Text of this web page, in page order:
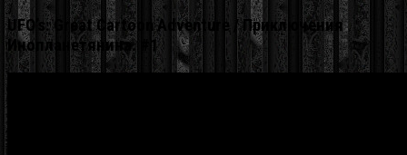
UFO’s: Great Cartoon Adventure / Приключения
Инопланетянина. #1